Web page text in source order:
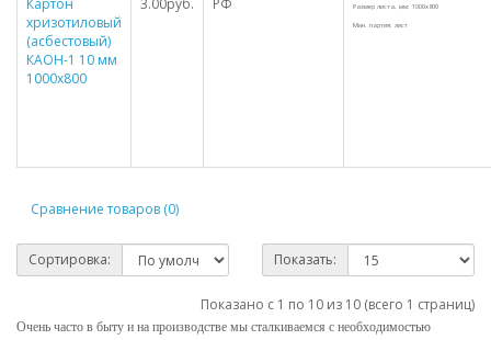
Картон
хризотиловый
(асбестовый)
КАОН-1 10 мм
1000х800
3.00руб. РФ Размер листа, мм: 1000х800
Мин. партия: лист
Сравнение товаров (0)
Сортировка: Показать:
Показано с 1 по 10 из 10 (всего 1 страниц)
Очень часто в быту и на производстве мы сталкиваемся с необходимостью